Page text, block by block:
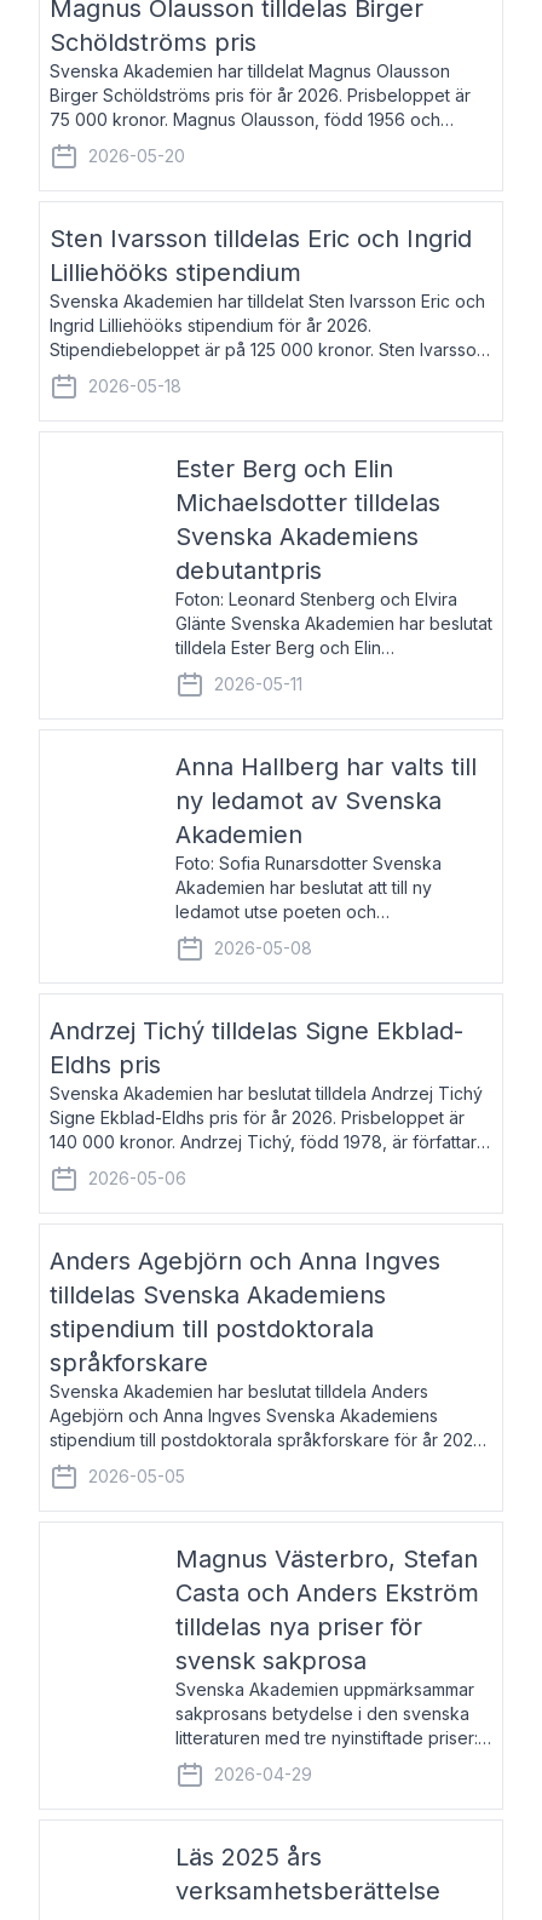
Magnus Olausson tilldelas Birger
Schöldströms pris
Svenska Akademien har tilldelat Magnus Olausson
Birger Schöldströms pris för år 2026. Prisbeloppet är
75 000 kronor. Magnus Olausson, född 1956 och
bosatt i Stockholm, är konstvetare, museiman och
hovman. Han disputerade 1993 vid Uppsala un
2026-05-20
Sten Ivarsson tilldelas Eric och Ingrid
Lilliehööks stipendium
Svenska Akademien har tilldelat Sten Ivarsson Eric och
Ingrid Lilliehööks stipendium för år 2026.
Stipendiebeloppet är på 125 000 kronor. Sten Ivarsson,
född 1979, är mediateksamordnare vid
Söderslättsgymnasiet i Trelleborg. Här har han på
2026-05-18
Ester Berg och Elin
Michaelsdotter tilldelas
Svenska Akademiens
debutantpris
Foton: Leonard Stenberg och Elvira
Glänte Svenska Akademien har beslutat
tilldela Ester Berg och Elin
Michaelsdotter Svenska Akademiens
debutantpris för år 2026. Priset är
nyinstiftat och syftar till att lyfta fram
2026-05-11
Anna Hallberg har valts till
ny ledamot av Svenska
Akademien
Foto: Sofia Runarsdotter Svenska
Akademien har beslutat att till ny
ledamot utse poeten och
litteraturkritikern Anna Hallberg. Hon
efterträder poeten Tua Forsström på
stol 18 och kommer att ta sitt inträde vid
2026-05-08
Andrzej Tichý tilldelas Signe Ekblad-
Eldhs pris
Svenska Akademien har beslutat tilldela Andrzej Tichý
Signe Ekblad-Eldhs pris för år 2026. Prisbeloppet är
140 000 kronor. Andrzej Tichý, född 1978, är författare
och kulturskribent. Han debuterade 2005 med den
lovordade romanen Sex liter l
2026-05-06
Anders Agebjörn och Anna Ingves
tilldelas Svenska Akademiens
stipendium till postdoktorala
språkforskare
Svenska Akademien har beslutat tilldela Anders
Agebjörn och Anna Ingves Svenska Akademiens
stipendium till postdoktorala språkforskare för år 2026.
Stipendiebeloppet är 75 000 kronor per mottagare.
Anders Agebjörn, född 1984, är universitet
2026-05-05
Magnus Västerbro, Stefan
Casta och Anders Ekström
tilldelas nya priser för
svensk sakprosa
Svenska Akademien uppmärksammar
sakprosans betydelse i den svenska
litteraturen med tre nyinstiftade priser:
Svenska Akademiens pris till
framstående författare av svensk
sakprosa som i år går till Magnus
2026-04-29
Läs 2025 års
verksamhetsberättelse